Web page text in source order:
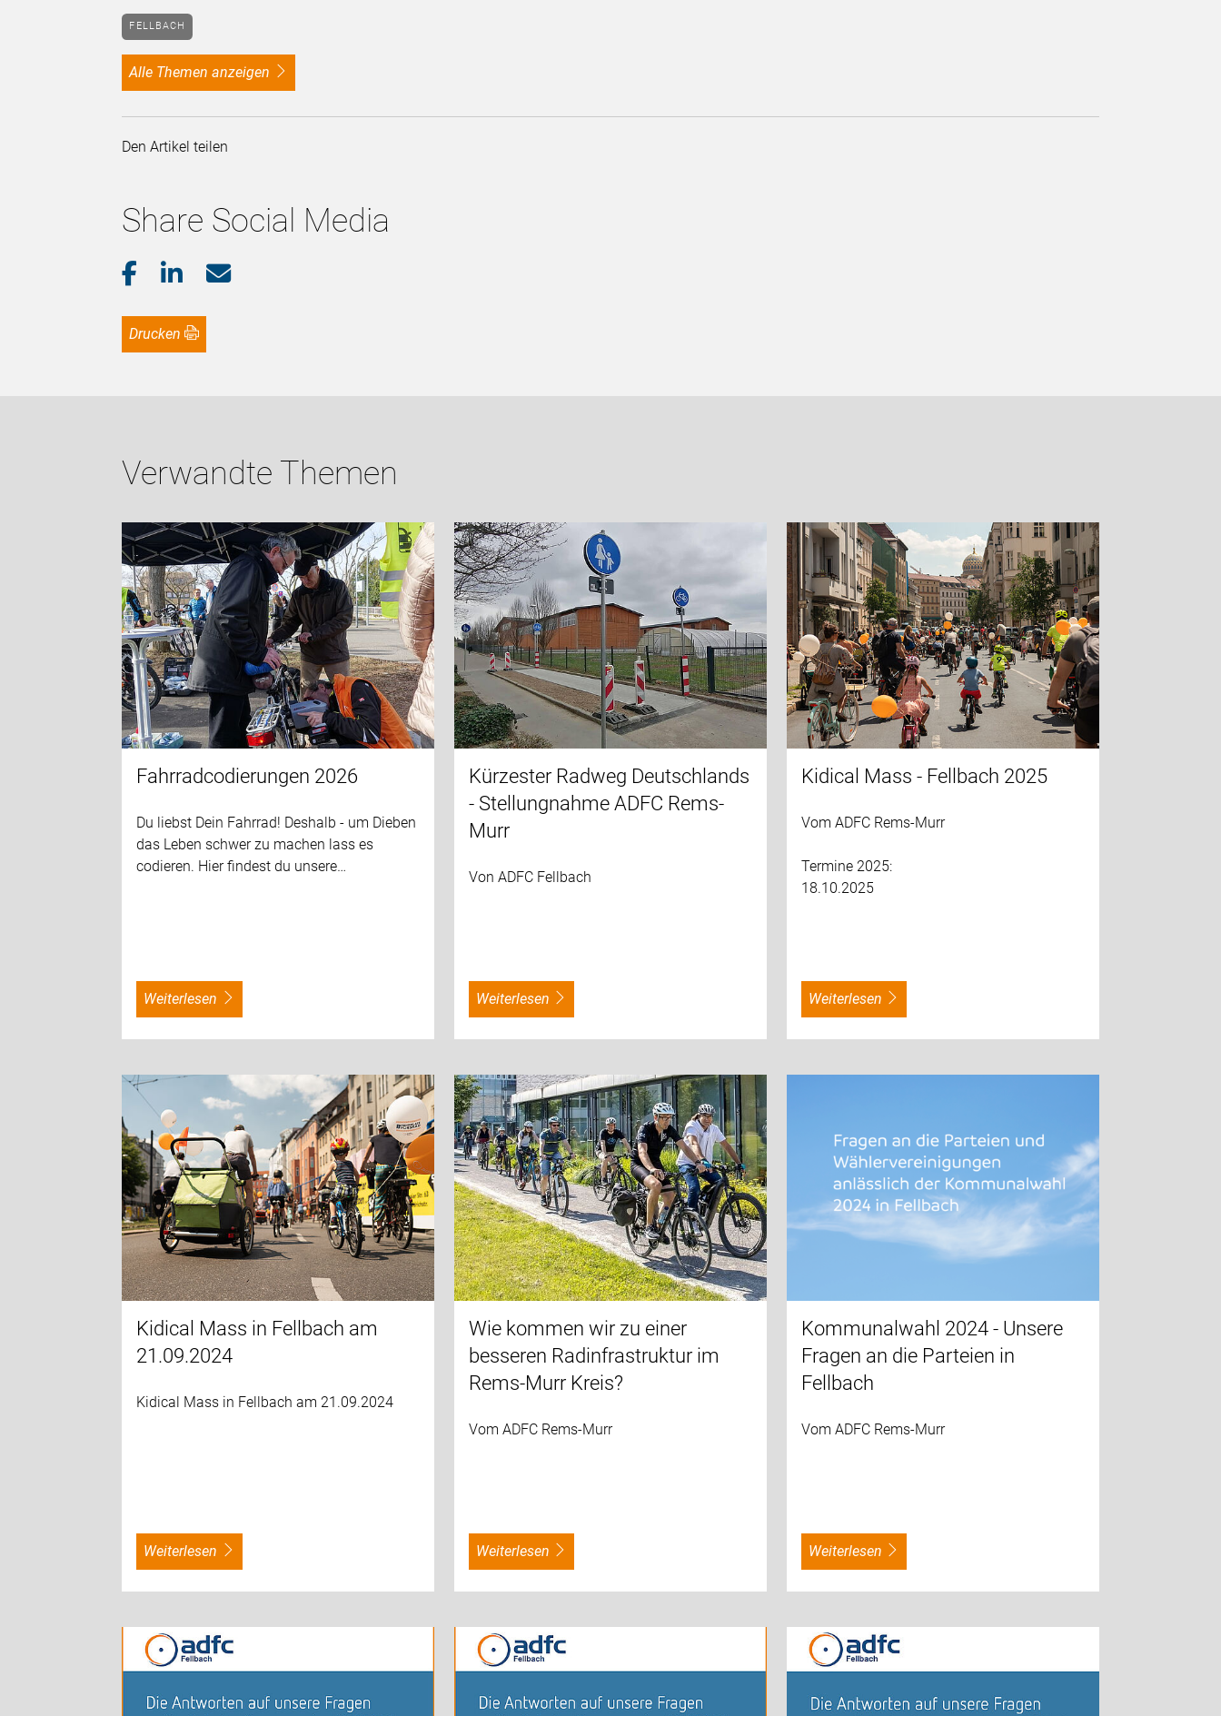
FELLBACH
alle Themen anzeigen
Den Artikel teilen
Share Social Media
Drucken
Verwandte Themen
Fahrradcodierungen 2026
Du liebst Dein Fahrrad! Deshalb - um Dieben
das Leben schwer zu machen lass es
codieren. Hier findest du unsere…
weiterlesen
Kürzester Radweg Deutschlands
- Stellungnahme ADFC Rems-
Murr
Von ADFC Fellbach
weiterlesen
Kidical Mass - Fellbach 2025
Vom ADFC Rems-Murr
Termine 2025:
18.10.2025
weiterlesen
Kidical Mass in Fellbach am
21.09.2024
Kidical Mass in Fellbach am 21.09.2024
weiterlesen
Wie kommen wir zu einer
besseren Radinfrastruktur im
Rems-Murr Kreis?
Vom ADFC Rems-Murr
weiterlesen
Kommunalwahl 2024 - Unsere
Fragen an die Parteien in
Fellbach
Vom ADFC Rems-Murr
weiterlesen